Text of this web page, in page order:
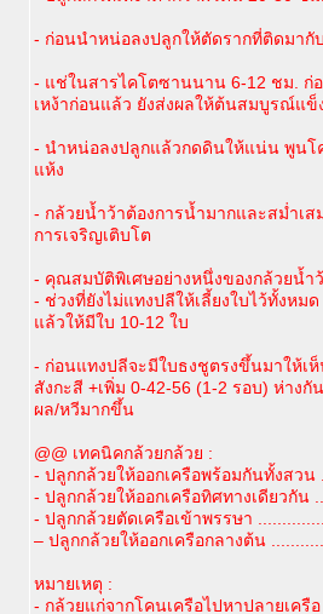
- ก่อนนำหน่อลงปลูกให้ตัดรากที่ติดมากั
- แช่ในสารไคโตซานนาน 6-12 ชม. ก่
เหง้าก่อนแล้ว ยังส่งผลให้ต้นสมบูรณ์แข็
- นำหน่อลงปลูกแล้วกดดินให้แน่น พูน
แห้ง
- กล้วยน้ำว้าต้องการน้ำมากและสม่ำเ
การเจริญเติบโต
- คุณสมบัติพิเศษอย่างหนึ่งของกล้วยน้
- ช่วงที่ยังไม่แทงปลีให้เลี้ยงใบไว้ทั้งหม
แล้วให้มีใบ 10-12 ใบ
- ก่อนแทงปลีจะมีใบธงชูตรงขึ้นมาให้เ
สังกะสี +เพิ่ม 0-42-56 (1-2 รอบ) ห่า
ผล/หวีมากขึ้น
@@ เทคนิคกล้วยกล้วย :
- ปลูกกล้วยให้ออกเครือพร้อมกันทั้งสวน
- ปลูกกล้วยให้ออกเครือทิศทางเดียวกัน
- ปลูกกล้วยตัดเครือเข้าพรรษา
– ปลูกกล้วยให้ออกเครือกลางต้น
หมายเหตุ :
- กล้วยแก่จากโคนเครือไปหาปลายเครื